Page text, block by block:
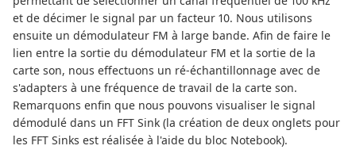
et de décimer le signal par un facteur 10. Nous utilisons
ensuite un démodulateur FM à large bande. Afin de faire le
lien entre la sortie du démodulateur FM et la sortie de la
carte son, nous effectuons un ré-échantillonnage avec de
s'adapters à une fréquence de travail de la carte son.
Remarquons enfin que nous pouvons visualiser le signal
démodulé dans un FFT Sink (la création de deux onglets pour
les FFT Sinks est réalisée à l'aide du bloc Notebook).